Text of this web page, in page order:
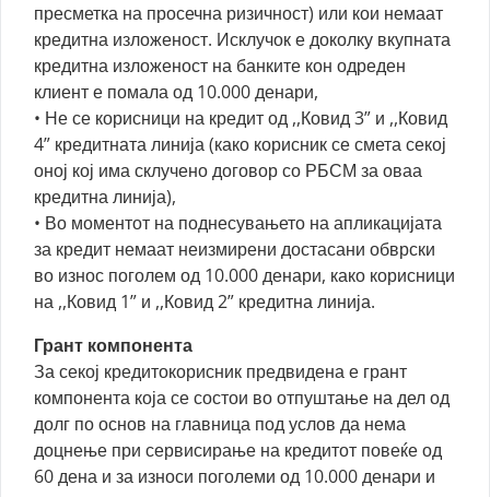
пресметка на просечна ризичност) или кои немаат
кредитна изложеност. Исклучок е доколку вкупната
кредитна изложеност на банките кон одреден
клиент е помала од 10.000 денари,
• Не се корисници на кредит од ,,Ковид 3” и ,,Ковид
4” кредитната линија (како корисник се смета секој
оној кој има склучено договор со РБСМ за оваа
кредитна линија),
• Во моментот на поднесувањето на апликацијата
за кредит немаат неизмирени достасани обврски
во износ поголем од 10.000 денари, како корисници
на ,,Ковид 1” и ,,Ковид 2” кредитна линија.
Грант компонента
За секој кредитокорисник предвидена е грант
компонента која се состои во отпуштање на дел од
долг по основ на главница под услов да нема
доцнење при сервисирање на кредитот повеќе од
60 дена и за износи поголеми од 10.000 денари и